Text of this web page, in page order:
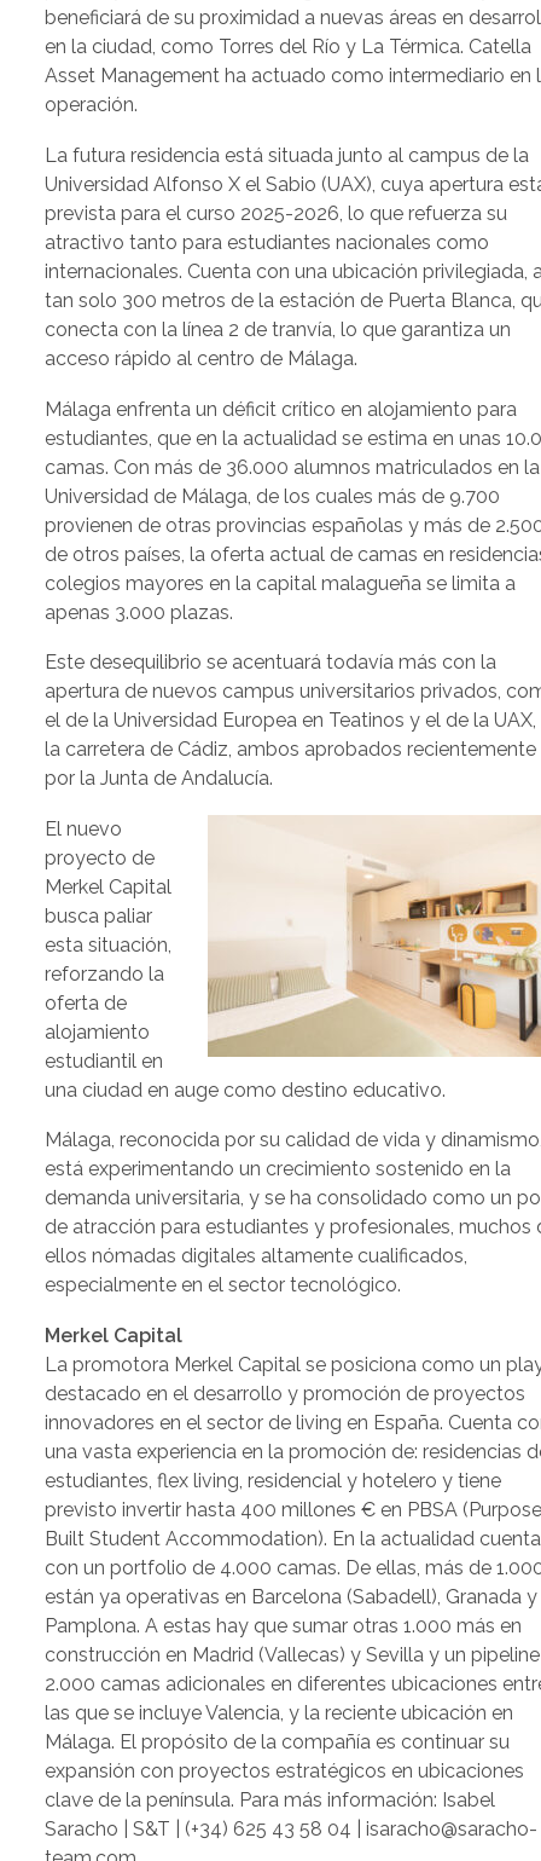
beneficiará de su proximidad a nuevas áreas en
en la ciudad, como Torres del Río y La Térmica. Catella
Asset Management ha actuado como intermediario en
operación.
La futura residencia está situada junto al campus de la
Universidad Alfonso X el Sabio (UAX), cuya apertura
prevista para el curso 2025-2026, lo que refuerza su
atractivo tanto para estudiantes nacionales como
internacionales. Cuenta con una ubicación privilegiada,
tan solo 300 metros de la estación de Puerta Blanca,
conecta con la línea 2 de tranvía, lo que garantiza un
acceso rápido al centro de Málaga.
Málaga enfrenta un déficit crítico en alojamiento para
estudiantes, que en la actualidad se estima en unas
camas. Con más de 36.000 alumnos matriculados en la
Universidad de Málaga, de los cuales más de 9.700
provienen de otras provincias españolas y más de
de otros países, la oferta actual de camas en
colegios mayores en la capital malagueña se limita a
apenas 3.000 plazas.
Este desequilibrio se acentuará todavía más con la
apertura de nuevos campus universitarios privados,
el de la Universidad Europea en Teatinos y el de la UAX,
la carretera de Cádiz, ambos aprobados recientemente
por la Junta de Andalucía.
El nuevo
proyecto de
Merkel Capital
busca paliar
esta situación,
reforzando la
oferta de
alojamiento
estudiantil en
una ciudad en auge como destino educativo.
Málaga, reconocida por su calidad de vida y
está experimentando un crecimiento sostenido en la
demanda universitaria, y se ha consolidado como un
de atracción para estudiantes y profesionales, muchos
ellos nómadas digitales altamente cualificados,
especialmente en el sector tecnológico.
Merkel Capital
La promotora Merkel Capital se posiciona como un
destacado en el desarrollo y promoción de proyectos
innovadores en el sector de living en España. Cuenta
una vasta experiencia en la promoción de: residencias
estudiantes, flex living, residencial y hotelero y tiene
previsto invertir hasta 400 millones € en PBSA
Built Student Accommodation). En la actualidad cuenta
con un portfolio de 4.000 camas. De ellas, más de
están ya operativas en Barcelona (Sabadell), Granada y
Pamplona. A estas hay que sumar otras 1.000 más en
construcción en Madrid (Vallecas) y Sevilla y un
2.000 camas adicionales en diferentes ubicaciones
las que se incluye Valencia, y la reciente ubicación en
Málaga. El propósito de la compañía es continuar su
expansión con proyectos estratégicos en ubicaciones
clave de la península. Para más información: Isabel
Saracho | S&T | (+34) 625 43 58 04 | isaracho@saracho-